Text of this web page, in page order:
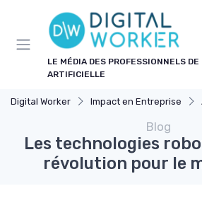
LE MÉDIA DES PROFESSIONNELS
ARTIFICIELLE
Digital Worker Impact en Entreprise
Blog
Les technologies
révolution pour le